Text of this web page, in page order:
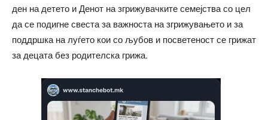
ден на детето и Денот на згрижувачките семејства со цел
да се подигне свеста за важноста на згрижувањето и за
поддршка на луѓето кои со љубов и посветеност се грижат
за децата без родителска грижа.